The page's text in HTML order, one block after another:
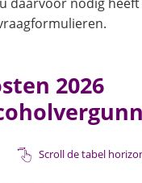
een
2026
Scroll de tabel